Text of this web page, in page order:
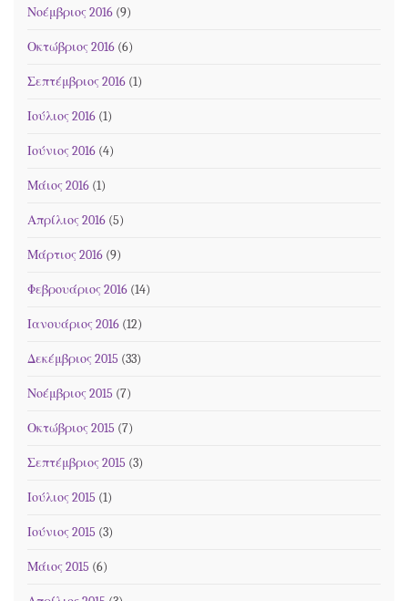
Νοέμβριος 2016 (9)
Οκτώβριος 2016 (6)
Σεπτέμβριος 2016 (1)
Ιούλιος 2016 (1)
Ιούνιος 2016 (4)
Μάιος 2016 (1)
Απρίλιος 2016 (5)
Μάρτιος 2016 (9)
Φεβρουάριος 2016 (14)
Ιανουάριος 2016 (12)
Δεκέμβριος 2015 (33)
Νοέμβριος 2015 (7)
Οκτώβριος 2015 (7)
Σεπτέμβριος 2015 (3)
Ιούλιος 2015 (1)
Ιούνιος 2015 (3)
Μάιος 2015 (6)